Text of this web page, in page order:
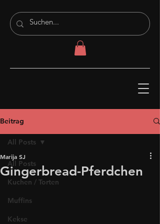
Beitrag
All Posts
Kuchen / Torten
Muffins
Kekse
All Posts
Gingerbread-Pferdchen
Marija SJ